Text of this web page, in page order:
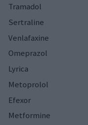
Tramadol
Sertraline
Venlafaxine
Omeprazol
Lyrica
Metoprolol
Efexor
Metformine